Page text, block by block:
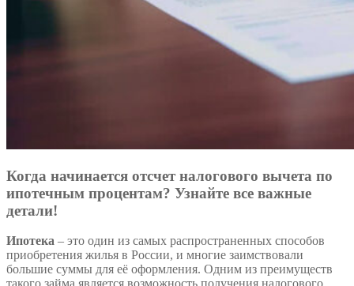
Когда начинается отсчет налогового вычета по
ипотечным процентам? Узнайте все важные
детали!
Ипотека – это один из самых распространенных способов
приобретения жилья в России, и многие заимствовали
большие суммы для её оформления. Одним из преимуществ